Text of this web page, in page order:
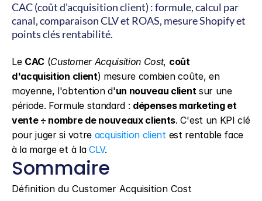
CAC (coût d'acquisition client) : formule, calcul par
canal, comparaison CLV et ROAS, mesure Shopify et
points clés rentabilité.
Le CAC (Customer Acquisition Cost, coût
d'acquisition client) mesure combien coûte, en
moyenne, l'obtention d'un nouveau client sur une
période. Formule standard : dépenses marketing et
vente ÷ nombre de nouveaux clients. C'est un KPI clé
pour juger si votre acquisition client est rentable face
à la marge et à la CLV.
Sommaire
Définition du Customer Acquisition Cost